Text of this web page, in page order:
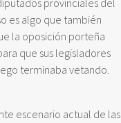
provinciales del
es algo que también
la oposición porteña
que sus legisladores
terminaba vetando.
escenario actual de las